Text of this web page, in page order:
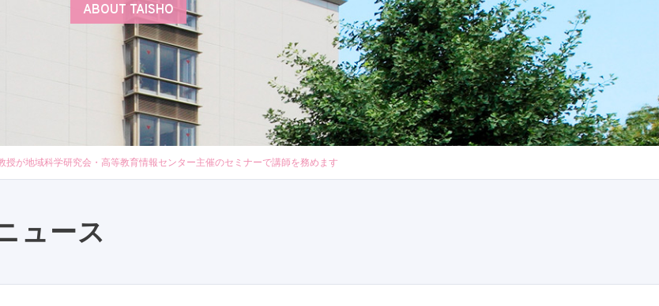
ABOUT TAISHO
授が地域科学研究会・高等教育情報センター主催のセミナーで講師を務めます
ュース